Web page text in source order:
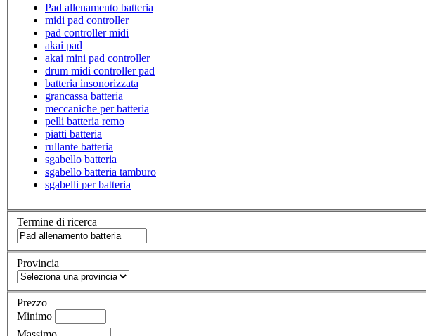
Pad allenamento batteria
midi pad controller
pad controller midi
akai pad
akai mini pad controller
drum midi controller pad
batteria insonorizzata
grancassa batteria
meccaniche per batteria
pelli batteria remo
piatti batteria
rullante batteria
sgabello batteria
sgabello batteria tamburo
sgabelli per batteria
Termine di ricerca
Provincia
Prezzo
Minimo